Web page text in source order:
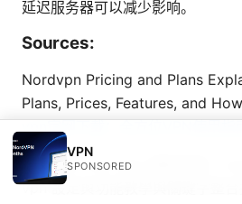
延迟服务器可以减少影响。
Sources:
Nordvpn Pricing and Plans
Plans, Prices, Features, and
vpn官网下载：全方位VPN使用指
Nordvpn mac app 徹底指南：
vpn 設定與功能教學與關鍵字整合
VPN
SPONSORED